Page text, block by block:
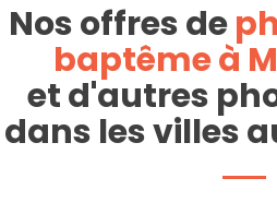
Nos offres de
baptême à
et d'autres
dans les villes